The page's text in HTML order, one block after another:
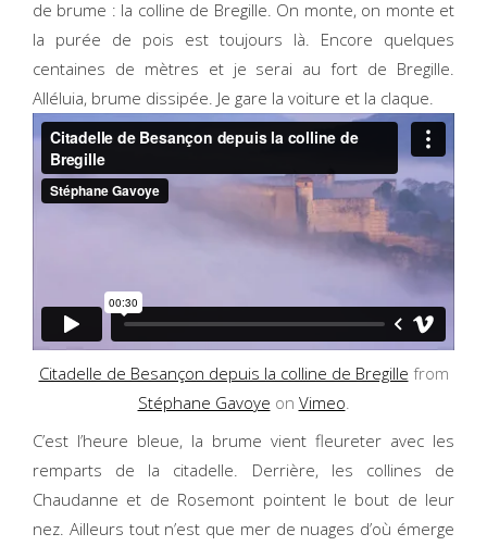
de brume : la colline de Bregille. On monte, on monte et
la purée de pois est toujours là. Encore quelques
centaines de mètres et je serai au fort de Bregille.
Alléluia, brume dissipée. Je gare la voiture et la claque.
Citadelle de Besançon depuis la colline de Bregille from
Stéphane Gavoye on Vimeo.
C’est l’heure bleue, la brume vient fleureter avec les
remparts de la citadelle. Derrière, les collines de
Chaudanne et de Rosemont pointent le bout de leur
nez. Ailleurs tout n’est que mer de nuages d’où émerge